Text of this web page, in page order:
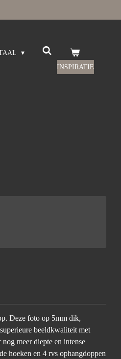
INSPIRATIE
Deze foto op 5mm dik,
beeldkwaliteit met
meer diepte en intense
hoeken en 4 rvs ophangdoppen